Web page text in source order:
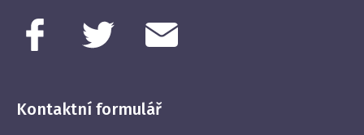
Kontaktní formulář